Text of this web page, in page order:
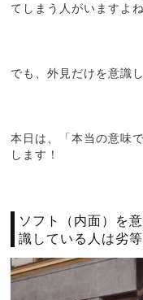
てしまう人がいますよね
でも、外見だけを意識
本日は、「本当の意味
します！
ソフト（内面）を
識している人は劣等